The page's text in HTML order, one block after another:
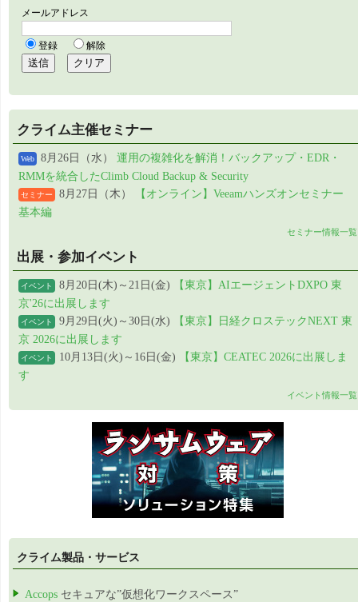
クライム主催セミナー
Web 8月26日（水） 運用の複雑化を解消！バックアップ・EDR・
RMMを統合したClimb Cloud Backup & Security
セミナー 8月27日（木）
【オンライン】Veeamハンズオンセミナー
基本編
セミナー情報一覧
出展・参加イベント
イベント 8月20日(木)～21日(金)
【東京】AIエージェントDXPO 東
京'26に出展します
イベント 9月29日(火)～30日(水)
【東京】日経クロステックNEXT 東
京 2026に出展します
イベント 10月13日(火)～16日(金)
【東京】CEATEC 2026に出展しま
す
イベント情報一覧
クライム製品・サービス
Accops セキュアな”仮想化ワークスペース”